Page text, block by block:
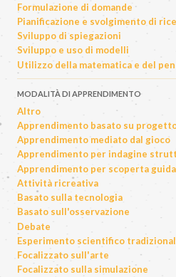
Formulazione di domande
Pianificazione e svolgimento di
Sviluppo di spiegazioni
Sviluppo e uso di modelli
Utilizzo della matematica e del
MODALITÀ DI APPRENDIMENTO
Altro
Apprendimento basato su
Apprendimento mediato dal gioco
Apprendimento per indagine
Apprendimento per scoperta
Attività ricreativa
Basato sulla tecnologia
Basato sull'osservazione
Debate
Esperimento scientifico
Focalizzato sull'arte
Focalizzato sulla simulazione